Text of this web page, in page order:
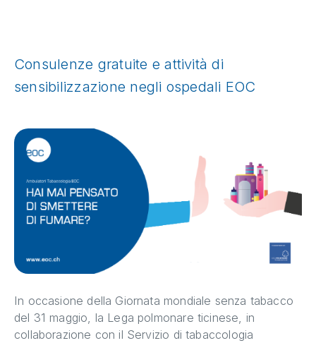
Consulenze gratuite e attività di
sensibilizzazione negli ospedali EOC
In occasione della Giornata mondiale senza tabacco
del 31 maggio, la Lega polmonare ticinese, in
collaborazione con il Servizio di tabaccologia